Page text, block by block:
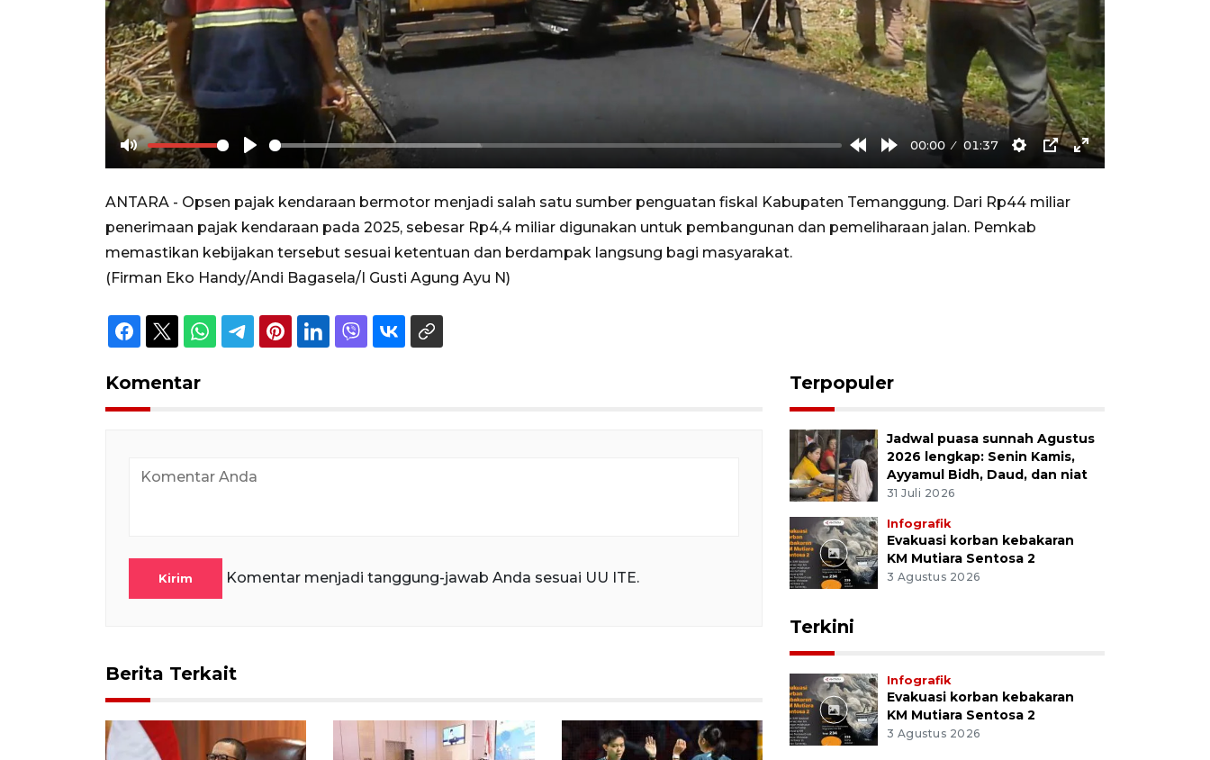
Mute Play
RewindForward
00:00 01:37
Settings
PIP Enter
ANTARA - Opsen pajak kendaraan bermotor menjadi salah satu sumber penguatan fiskal Kabupaten Temanggung. Dari Rp44 miliar
penerimaan pajak kendaraan pada 2025, sebesar Rp4,4 miliar digunakan untuk pembangunan dan pemeliharaan jalan. Pemkab
memastikan kebijakan tersebut sesuai ketentuan dan berdampak langsung bagi masyarakat.
(Firman Eko Handy/Andi Bagasela/I Gusti Agung Ayu N)
Komentar
Kirim Komentar menjadi tanggung-jawab Anda sesuai UU ITE.
Berita Terkait
Terpopuler
Jadwal puasa sunnah Agustus
2026 lengkap: Senin Kamis,
Ayyamul Bidh, Daud, dan niat
31 Juli 2026
Infografik
Evakuasi korban kebakaran
KM Mutiara Sentosa 2
3 Agustus 2026
Terkini
Infografik
Evakuasi korban kebakaran
KM Mutiara Sentosa 2
3 Agustus 2026